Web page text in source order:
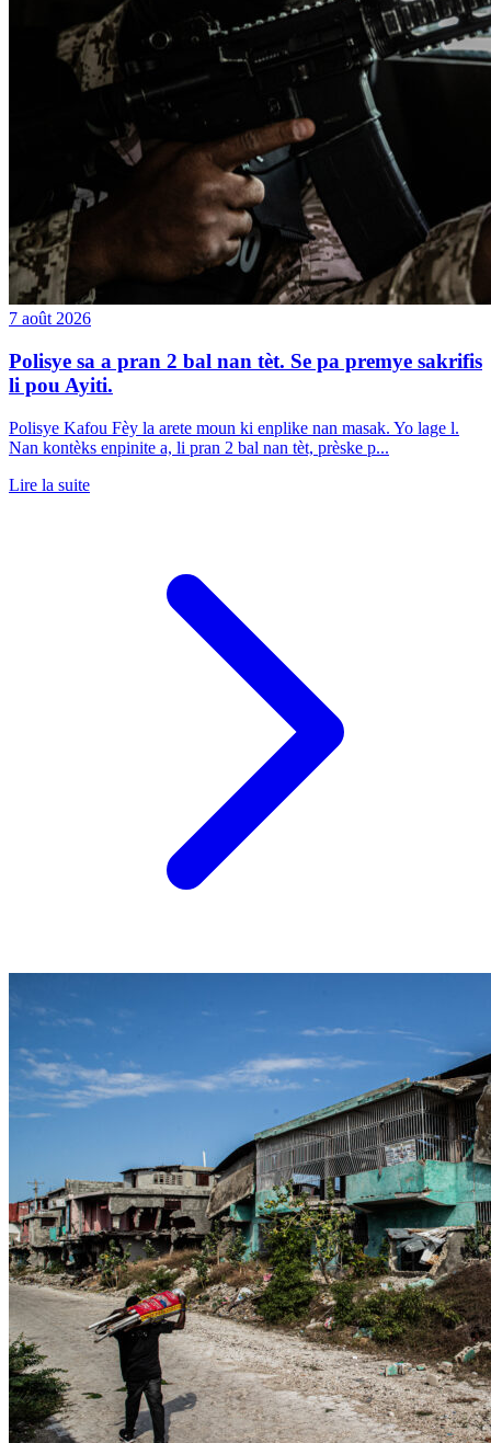
7 août 2026
Polisye sa a pran 2 bal nan tèt. Se pa premye sakrifis
li pou Ayiti.
Polisye Kafou Fèy la arete moun ki enplike nan masak. Yo lage l.
Nan kontèks enpinite a, li pran 2 bal nan tèt, prèske p...
Lire la suite